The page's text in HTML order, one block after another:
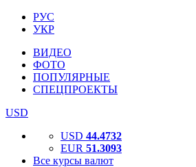
РУС
УКР
ВИДЕО
ФОТО
ПОПУЛЯРНЫЕ
СПЕЦПРОЕКТЫ
USD
USD 44.4732
EUR 51.3093
Все курсы валют